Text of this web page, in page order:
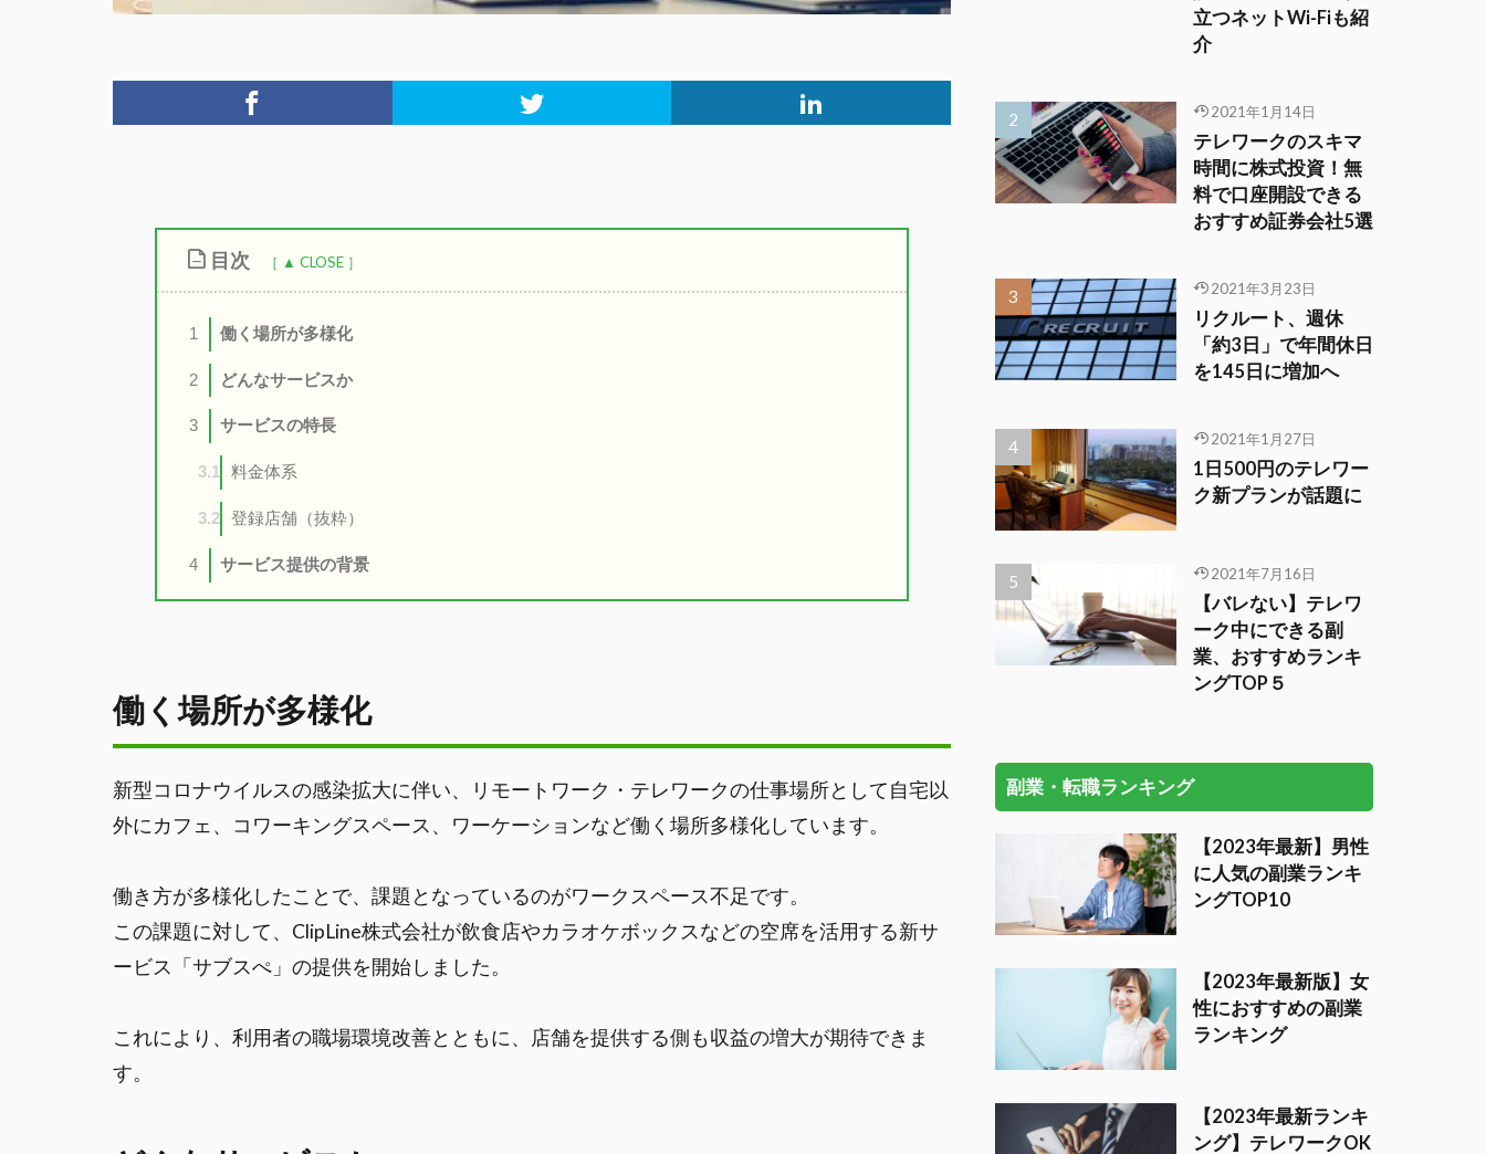
目次
1 働く場所が多様化
2 どんなサービスか
3 サービスの特長
3.1 料金体系
3.2 登録店舗（抜粋）
4 サービス提供の背景
働く場所が多様化
新型コロナウイルスの感染拡大に伴い、リモートワーク・テレワークの仕事場所として自宅以
外にカフェ、コワーキングスペース、ワーケーションなど働く場所多様化しています。
働き方が多様化したことで、課題となっているのがワークスペース不足です。
この課題に対して、ClipLine株式会社が飲食店やカラオケボックスなどの空席を活用する新サ
ービス「サブスぺ」の提供を開始しました。
これにより、利用者の職場環境改善とともに、店舗を提供する側も収益の増大が期待できま
す。
立つネットWi-Fiも紹
介
2021年1月14日
テレワークのスキマ
時間に株式投資！無
料で口座開設できる
おすすめ証券会社5選
2021年3月23日
リクルート、週休
「約3日」で年間休日
を145日に増加へ
2021年1月27日
1日500円のテレワー
ク新プランが話題に
2021年7月16日
【バレない】テレワ
ーク中にできる副
業、おすすめランキ
ングTOP５
副業・転職ランキング
【2023年最新】男性
に人気の副業ランキ
ングTOP10
【2023年最新版】女
性におすすめの副業
ランキング
【2023年最新ランキ
ング】テレワークOK